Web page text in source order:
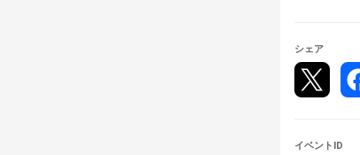
トーナ
🪪参加資格
シェア
イベントID